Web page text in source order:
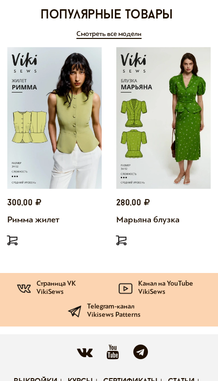
Популярные товары
Смотреть все модели
300,00
Римма жилет
280,00
Марьяна блузка
Страница VK
VikiSews
Канал на YouTube
VikiSews
Telegram-канал
Vikisews Patterns